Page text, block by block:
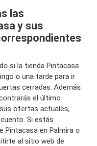
las
y sus
si la tienda Pintacasa
o una tarde para ir
cerradas. Además
el último
ofertas actuales,
Si estás
Pintacasa en Palmira o
al sitio web de